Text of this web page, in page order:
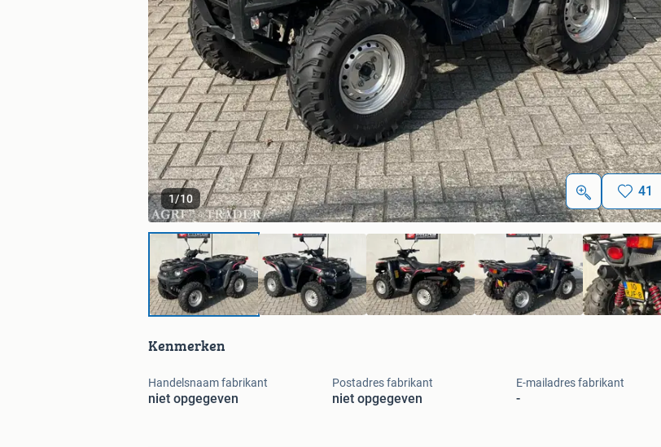
1/10 41
Kenmerken
Handelsnaam fabrikant
niet opgegeven
Postadres fabrikant
niet opgegeven
E-mailadres fabrikant
-